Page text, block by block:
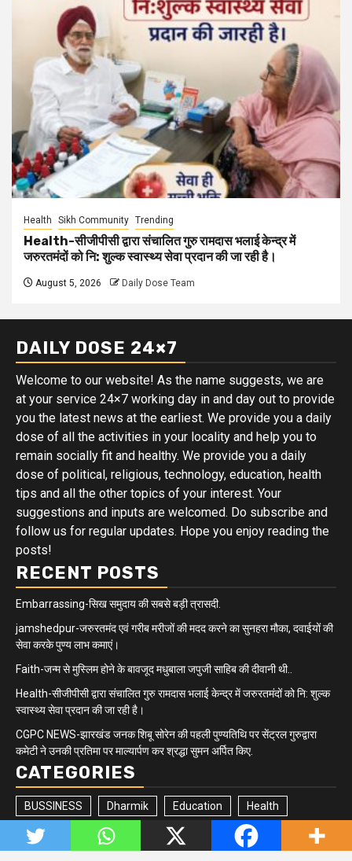
Health Sikh Community Trending
Health-सीजीपीसी द्वारा संचालित गुरु रामदास भलाई केन्द्र में
जरुरतमंदों को नि: शुल्क स्वास्थ्य सेवा प्रदान की जा रही है।
August 5, 2026 Daily Dose Team
DAILY DOSE 24×7
Welcome to our website! As the name suggests, we are
at your service 24×7 working day in and day out to provide
you the latest news at the earliest. We provide you a daily
dose of all the activities in your locality and help you to
remain socially fit and healthy. We provide you a daily
dose of political, religious, technology, education, health
tips and all the other topics of your interest. Your
suggestions and inputs are welcomed. Do subscribe and
follow us for regular updates. Hope you enjoy reading the
posts!
RECENT POSTS
Embarrassing-सिख समुदाय की सबसे बड़ी त्रासदी.
jamshedpur-जरुरतमंद एवं गरीब मरीजों की मदद करने का सुनहरा मौका, दवाईयों की
सेवा करके पुण्य लाभ कमाएं।
Faith-जन्म से मुस्लिम होने के बावजूद मधुबाला जपुजी साहिब की दीवानी थी..
Health-सीजीपीसी द्वारा संचालित गुरु रामदास भलाई केन्द्र में जरुरतमंदों को नि: शुल्क
स्वास्थ्य सेवा प्रदान की जा रही है।
CGPC NEWS-झारखंड जनक शिबू सोरेन की पहली पुण्यतिथि पर सेंट्रल गुरुद्वारा
कमेटी ने उनकी प्रतिमा पर माल्यार्पण कर श्रद्धा सुमन अर्पित किए.
CATEGORIES
BUSSINESS Dharmik Education Health
Jharkhand/Bihar Matrimonial Minority